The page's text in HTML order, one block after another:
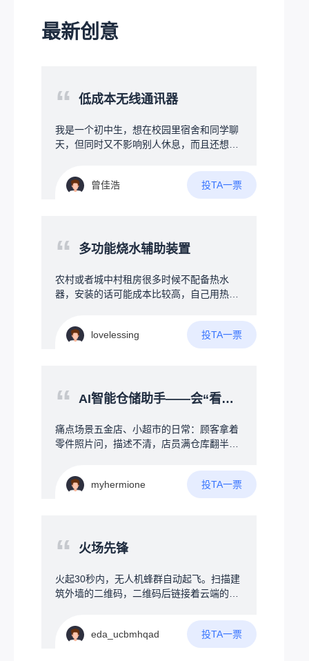
最新创意
“ 低成本无线通讯器
我是一个初中生，想在校园里宿舍和同学聊
天，但同时又不影响别人休息，而且还想跨
带手机等电子产品，所以想搞一个可以发一
些消息的通讯器，最好是能保存聊天记录
吧，不要求保存太多，能保存一些就行，并
尽可能压低，最好在50元以内，我接触过一
触的都是软件，对硬件什么的不太了解，了
解不多，也是最近刚开始了解……所以关于
目，但是那几个都没有公开具体的硬件信息
以及源代码什么的，只是一些展示，并且
说加上时间、日期什么的，并且要求体积小
一些，希望能有大佬看到后分享一些方案之
曾佳浩 投TA一票
“ 多功能烧水辅助装置
农村或者城中村租房很多时候不配备热水
器，安装的话可能成本比较高，自己用热得
做其他事情，所以需要设计一款协助烧水的
装置，第一可以确保接地，不会触电，其次
就是多功能辅助方式，首先是温度设定功
以持续通电PID控温，保证一直有热水，还
水，减少烧水等待时间，使用全自动洗衣机
方式接管水管和加热器，真正无需人干预智
加上屏幕及按键用来设定参数，连接WIFI可
以远程取消烧水、汇报温度，有条件加上触
lovelessing 投TA一票
“ AI智能仓储助手——会“看图听话”的智能货架地图
痛点场景五金店、小超市的日常：顾客拿着
零件照片问，描述不清，店员满仓库翻半
要记几百上千种物料位置，新手入职成本
高。创意方案一个大屏+AI大脑的智能终
端，挂在仓库或货架旁，帮店员和顾客“秒找
接标注货物在哪排哪层，不用扯着嗓子满仓
说：“帮我找一下墙上打孔的那种小黄螺
丝”，AI立刻匹配到正确物料，并在地图上标
实用的功能。顾客不知道名字？拿旧零件直
接对着屏幕摄像头拍照，系统自动识别图片
myhermione 投TA一票
“ 火场先锋
火起30秒内，无人机蜂群自动起飞。扫描建
筑外墙的二维码，二维码后链接着云端的建
在哪、房间分布、当前火点、人员手机定
位。用定向电磁波穿透建筑，将险情告知在
房间睡觉的人，厕所玩手机的人，一团乱哄
eda_ucbmhqad 投TA一票